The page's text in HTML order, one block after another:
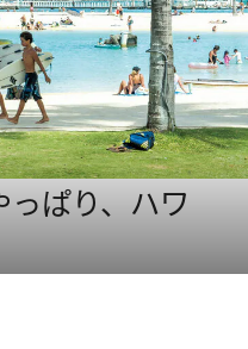
っぱり、ハワ